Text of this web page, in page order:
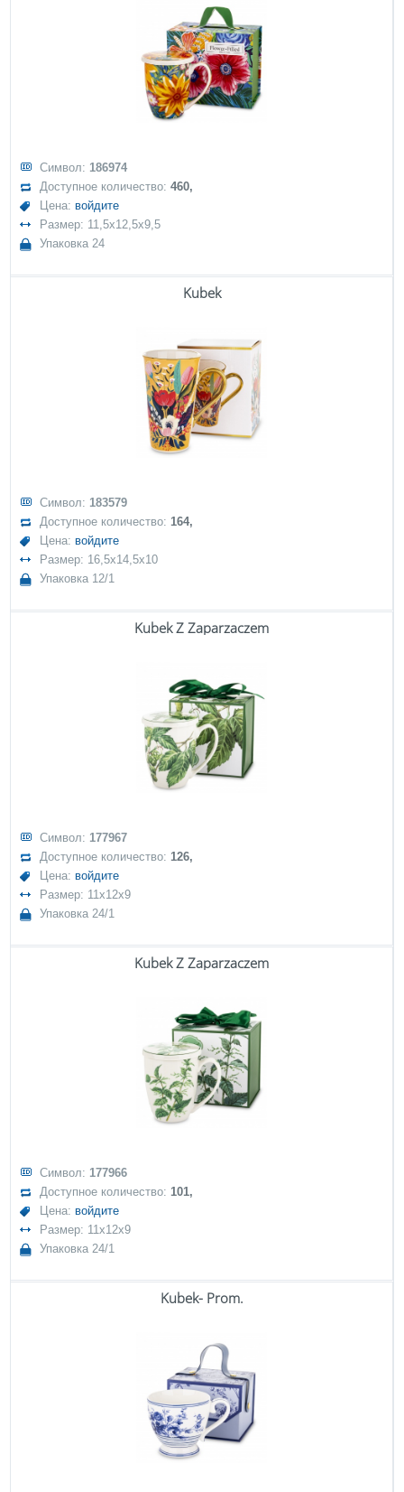
Символ: 186974
Доступное количество:460,
Цена: войдите
Размер: 11,5x12,5x9,5
Упаковка 24
Kubek
Символ: 183579
Доступное количество:164,
Цена: войдите
Размер: 16,5x14,5x10
Упаковка 12/1
Kubek Z Zaparzaczem
Символ: 177967
Доступное количество:126,
Цена: войдите
Размер: 11x12x9
Упаковка 24/1
Kubek Z Zaparzaczem
Символ: 177966
Доступное количество:101,
Цена: войдите
Размер: 11x12x9
Упаковка 24/1
Kubek- Prom.